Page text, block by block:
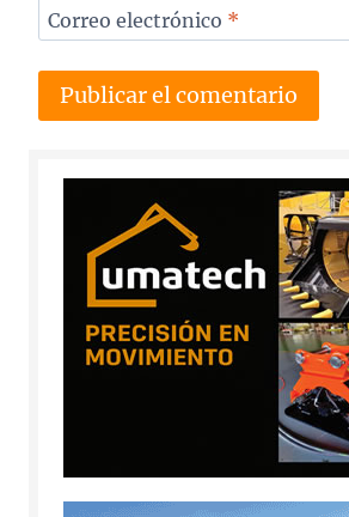
Correo electrónico *